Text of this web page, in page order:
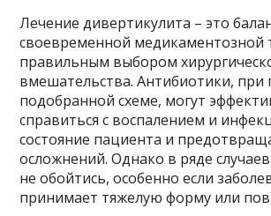
Лечение дивертикулита – это
своевременной медикаментозной
правильным выбором
вмешательства. Антибиотики, при
подобранной схеме, могут
справиться с воспалением и
состояние пациента и
осложнений. Однако в ряде
не обойтись, особенно если
принимает тяжелую форму или